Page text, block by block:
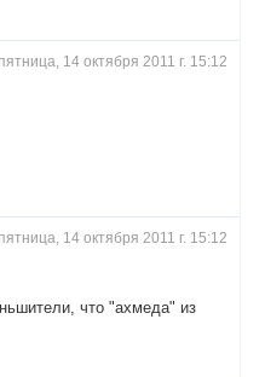
пятница, 14 октября 2011 г. 15:12
пятница, 14 октября 2011 г. 15:12
что "ахмеда" из